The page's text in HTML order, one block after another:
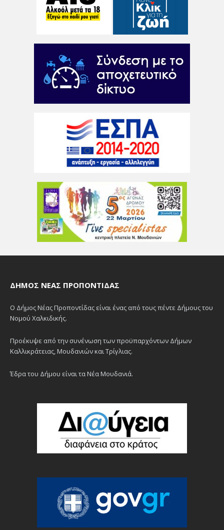
ΔΉΜΟΣ ΝΈΑΣ ΠΡΟΠΟΝΤΊΔΑΣ
Ο Δήμος Νέας Προποντίδας είναι ένας από τους πέντε Δήμους του
Νομού Χαλκιδικής.
Προέκυψε από την συνένωση των προϋπαρχόντων Δήμων
Καλλικράτειας, Μουδανιών και Τρίγλιας.
Έδρα του Δήμου είναι τα Νέα Μουδανιά.